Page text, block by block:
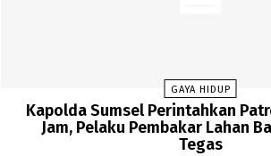
GAYA HIDUP
Kapolda Sumsel Perintahkan
Jam, Pelaku Pembakar Lahan
Tegas